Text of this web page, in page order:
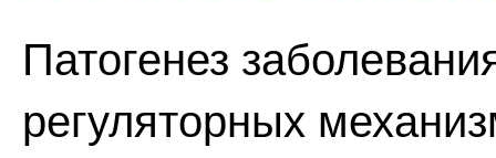
Патогенез
регуляторных